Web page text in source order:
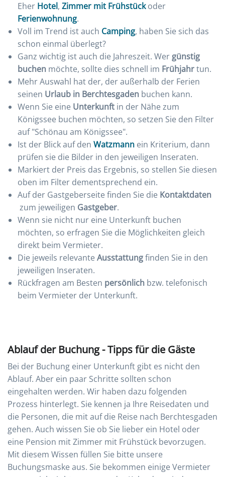
Eher Hotel, Zimmer mit Frühstückoder
Ferienwohnung.
Voll im Trend ist auch Camping, haben Sie sich das
schon einmal überlegt?
Ganz wichtig ist auch die Jahreszeit. Wer günstig
buchen möchte, sollte dies schnell im Frühjahrtun.
Mehr Auswahl hat der, der außerhalb der Ferien
seinen Urlaub in Berchtesgaden buchen kann.
Wenn Sie eine Unterkunft in der Nähe zum
Königssee buchen möchten, so setzen Sie den Filter
auf "Schönau am Königssee".
Ist der Blick auf den Watzmann ein Kriterium, dann
prüfen sie die Bilder in den jeweiligen Inseraten.
Markiert der Preis das Ergebnis, so stellen Sie diesen
oben im Filter dementsprechend ein.
Auf der Gastgeberseite finden Sie die Kontaktdaten
zum jeweiligen Gastgeber.
Wenn sie nicht nur eine Unterkunft buchen
möchten, so erfragen Sie die Möglichkeiten gleich
direkt beim Vermieter.
Die jeweils relevante Ausstattungfinden Sie in den
jeweiligen Inseraten.
Rückfragen am Besten persönlich bzw. telefonisch
beim Vermieter der Unterkunft.
Ablauf der Buchung - Tipps für die Gäste
Bei der Buchung einer Unterkunft gibt es nicht den
Ablauf. Aber ein paar Schritte sollten schon
eingehalten werden. Wir haben dazu folgenden
Prozess hinterlegt. Sie kennen ja Ihre Reisedaten und
die Personen, die mit auf die Reise nach Berchtesgaden
gehen. Auch wissen Sie ob Sie lieber ein Hotel oder
eine Pension mit Zimmer mit Frühstück bevorzugen.
Mit diesem Wissen füllen Sie bitte unsere
Buchungsmaske aus. Sie bekommen einige Vermieter